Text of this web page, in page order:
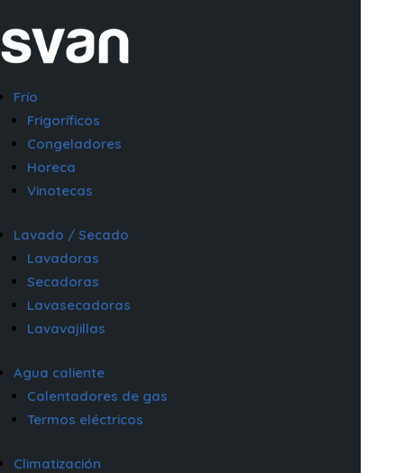
Frío
Frigoríficos
Congeladores
Horeca
Vinotecas
Lavado / Secado
Lavadoras
Secadoras
Lavasecadoras
Lavavajillas
Agua caliente
Calentadores de gas
Termos eléctricos
Climatización